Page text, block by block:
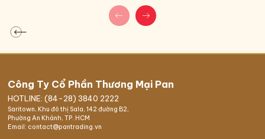
Công Ty Cổ Phần Thương Mại Pan
HOTLINE: (84-28) 3840 2222
Saritown, Khu đô thị Sala, 142 đường B2,
Phường An Khánh, TP. HCM
Email: contact@pantrading.vn